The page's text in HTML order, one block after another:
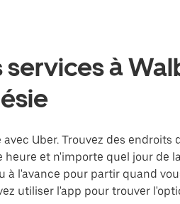
à
Uber. Trouvez des endroits
et n'importe quel jour de
l'avance pour partir quand
utiliser l'app pour trouver